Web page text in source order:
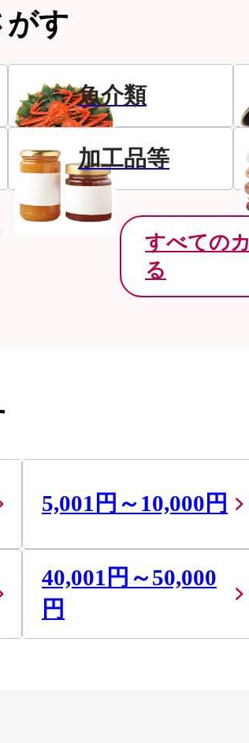
がす
魚介類
加工品等
すべての
る
5,001円～10,000円
40,001円～50,000
円